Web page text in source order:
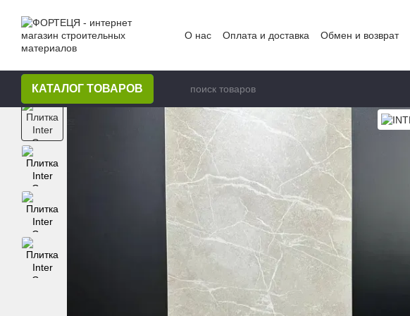
О нас Оплата и доставка Обмен и возврат
КАТАЛОГ ТОВАРОВ